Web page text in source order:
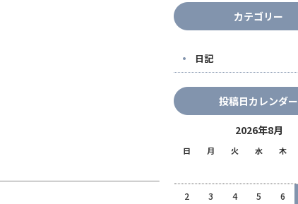
カテゴリー
日記
投稿日カレンダー
2026年8月
日 月 火 水 木
2 3 4 5 6